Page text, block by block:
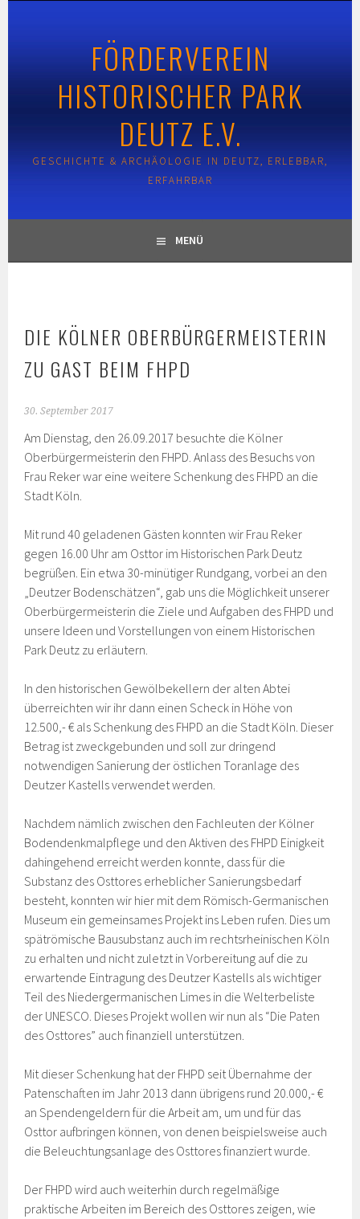
FÖRDERVEREIN
HISTORISCHER PARK
DEUTZ E.V.
GESCHICHTE & ARCHÄOLOGIE IN DEUTZ, ERLEBBAR,
ERFAHRBAR
MENÜ
DIE KÖLNER OBERBÜRGERMEISTERIN
ZU GAST BEIM FHPD
30. September 2017
Am Dienstag, den 26.09.2017 besuchte die Kölner
Oberbürgermeisterin den FHPD. Anlass des Besuchs von
Frau Reker war eine weitere Schenkung des FHPD an die
Stadt Köln.
Mit rund 40 geladenen Gästen konnten wir Frau Reker
gegen 16.00 Uhr am Osttor im Historischen Park Deutz
begrüßen. Ein etwa 30-minütiger Rundgang, vorbei an den
„Deutzer Bodenschätzen“, gab uns die Möglichkeit unserer
Oberbürgermeisterin die Ziele und Aufgaben des FHPD und
unsere Ideen und Vorstellungen von einem Historischen
Park Deutz zu erläutern.
In den historischen Gewölbekellern der alten Abtei
überreichten wir ihr dann einen Scheck in Höhe von
12.500,- € als Schenkung des FHPD an die Stadt Köln. Dieser
Betrag ist zweckgebunden und soll zur dringend
notwendigen Sanierung der östlichen Toranlage des
Deutzer Kastells verwendet werden.
Nachdem nämlich zwischen den Fachleuten der Kölner
Bodendenkmalpflege und den Aktiven des FHPD Einigkeit
dahingehend erreicht werden konnte, dass für die
Substanz des Osttores erheblicher Sanierungsbedarf
besteht, konnten wir hier mit dem Römisch-Germanischen
Museum ein gemeinsames Projekt ins Leben rufen. Dies um
spätrömische Bausubstanz auch im rechtsrheinischen Köln
zu erhalten und nicht zuletzt in Vorbereitung auf die zu
erwartende Eintragung des Deutzer Kastells als wichtiger
Teil des Niedergermanischen Limes in die Welterbeliste
der UNESCO. Dieses Projekt wollen wir nun als “Die Paten
des Osttores” auch finanziell unterstützen.
Mit dieser Schenkung hat der FHPD seit Übernahme der
Patenschaften im Jahr 2013 dann übrigens rund 20.000,- €
an Spendengeldern für die Arbeit am, um und für das
Osttor aufbringen können, von denen beispielsweise auch
die Beleuchtungsanlage des Osttores finanziert wurde.
Der FHPD wird auch weiterhin durch regelmäßige
praktische Arbeiten im Bereich des Osttores zeigen, wie